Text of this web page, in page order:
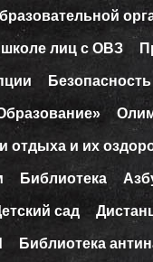
школе лиц с ОВЗ
Безопасность
отдыха и их
Библиотека
сад
Библиотека